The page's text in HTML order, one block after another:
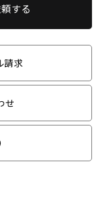
する
請求
せ